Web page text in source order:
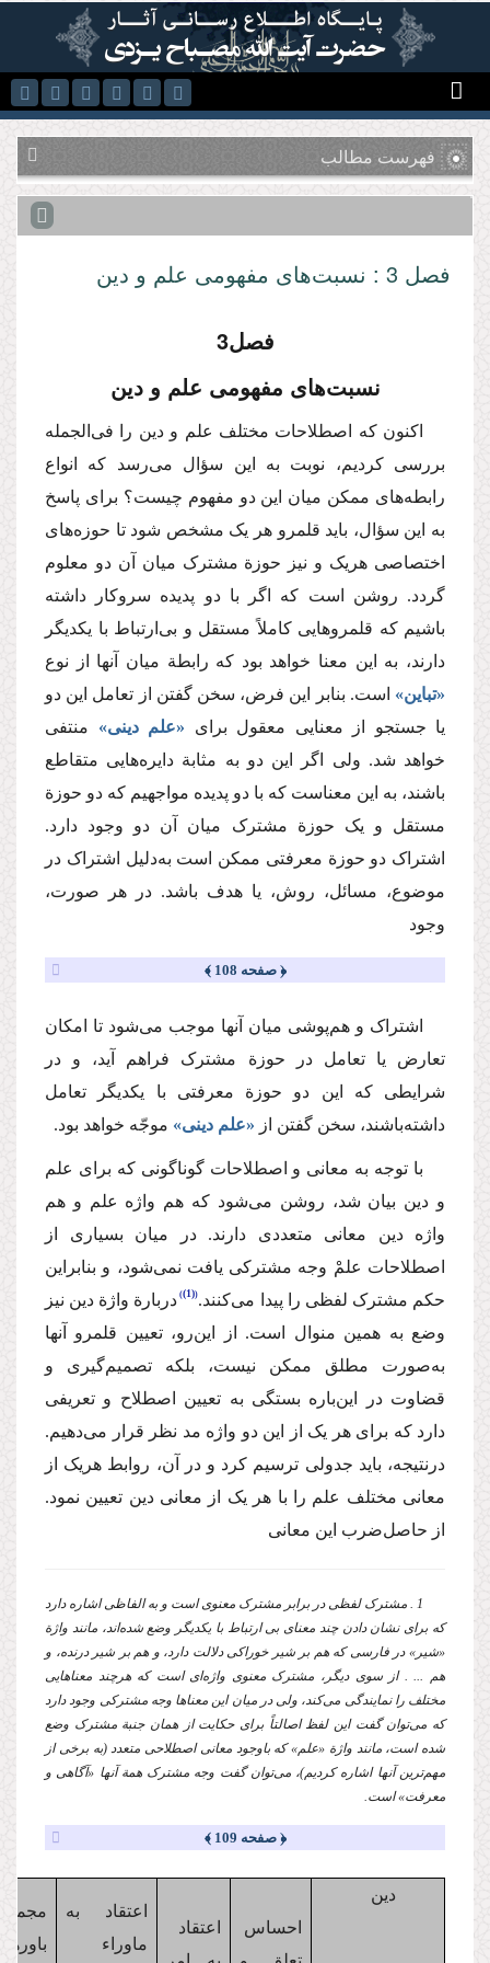
رفتن به محتوای اصلی
فهرست مطالب
فصل 3 : نسبت‌های مفهومی علم و دین
فصل3
نسبت‌های مفهومی علم و دین
اکنون که اصطلاحات مختلف علم و دین را فی‌الجمله
بررسی کردیم، نوبت به این سؤال می‌رسد که انواع
رابطه‌های ممکن میان این دو مفهوم چیست؟ برای پاسخ
به این سؤال، باید قلمرو هر یک مشخص شود تا حوزه‌های
اختصاصی هریک و نیز حوزة مشترک میان آن دو معلوم
گردد. روشن است كه اگر با دو پدیده سروكار داشته
باشیم كه قلمروهایی كاملاً مستقل و بی‌ارتباط با یكدیگر
دارند،‌ به این معنا خواهد بود که رابطة میان آنها از نوع
«تباین» است. بنابر این فرض، سخن گفتن از تعامل این دو
یا جستجو از معنایی معقول برای «علم دینی» منتفی
خواهد شد. ولی اگر این دو به مثابة دایره‌هایی متقاطع
باشند، به این معناست که با دو پدیده مواجهیم که دو حوزة
مستقل و یک حوزة مشترک میان آن دو وجود دارد.
اشتراک دو حوزة معرفتی ممکن است به‌دلیل اشتراک در
موضوع، مسائل، روش، یا هدف باشد. در هر صورت،
وجود
﴿ صفحه 108 ﴾
اشتراک و هم‌پوشی میان آنها موجب می‌شود تا امکان
تعارض یا تعامل در حوزة مشترک فراهم آید، و در
شرایطی که این دو حوزة‌ معرفتی با یکدیگر تعامل
داشته‌باشند، سخن گفتن از «علم دینی» موجّه خواهد بود.
با توجه به معانی و اصطلاحات گوناگونی که برای علم
و دین بیان شد، روشن می‌شود که هم واژه علم و هم
واژه دین معانی متعددی دارند. در میان بسیاری از
اصطلاحات علمْ وجه مشترکی یافت نمی‌شود، و بنابراین
حکم مشترک لفظی را پیدا می‌کنند. (1)
دربارة واژة دین نیز
وضع به همین منوال است. از این‌رو، تعیین قلمرو آنها
به‌صورت مطلق ممکن نیست، بلکه تصمیم‌گیری و
قضاوت در این‌باره بستگی به تعیین اصطلاح و تعریفی
دارد که برای هر یک از این دو واژه مد نظر قرار می‌دهیم.
درنتیجه، باید جدولی ترسیم کرد و در آن، روابط هریک از
معانی مختلف علم را با هر یک از معانی دین تعیین نمود.
از حاصل‌ضرب این معانی
1 . مشترک لفظی در برابر مشترک معنوی است و به الفاظی اشاره دارد
که برای نشان دادن چند معنای بی ارتباط با یکدیگر وضع شده‌اند، مانند واژة
«شیر» در فارسی که هم بر شیر خوراکی دلالت دارد، و هم بر شیر درنده، و
هم ... . از سوی دیگر، مشترک معنوی واژه‌ای است که هرچند معناهایی
مختلف را نمایندگی می‌کند، ولی در میان این معناها وجه مشترکی وجود دارد
که می‌توان گفت این لفظ اصالتاً برای حکایت از همان جنبة مشترک وضع
شده است، مانند واژة «علم» که باوجود معانی اصطلاحی متعدد (به برخی از
مهم‌ترین آنها اشاره کردیم)، می‌توان گفت وجه مشترک همة آنها «آگاهی و
معرفت» است.
﴿ صفحه 109 ﴾
دین
احساس
اعتقاد
اعتقاد به
ماوراء